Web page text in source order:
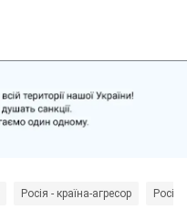
Росія - країна-агресор Росія